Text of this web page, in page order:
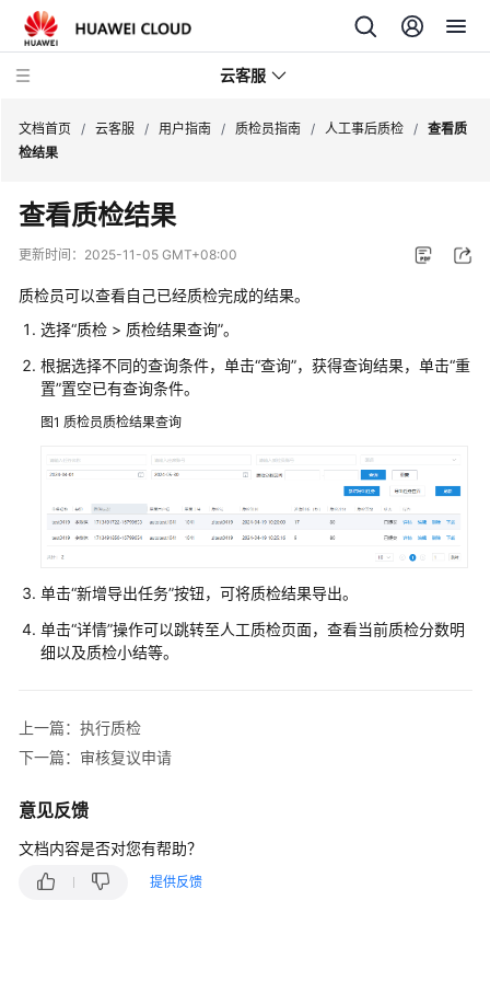
云客服
产
品
介
快
入
门
户
南
控
台
操
南
户
理
员
文档首页 / 云客服 / 用户指南 / 质检员指南 / 人工事后质检 / 查看质
检结果
查看质检结果
更新时间： 2025-11-05 GMT+08:00
质检员可以查看自己已经质检完成的结果。
选择“质检 > 质检结果查询”。
根据选择不同的查询条件，单击“查询”，获得查询结果，单击“重
置”置空已有查询条件。
图1 质检员质检结果查询
单击“新增导出任务”按钮，可将质检结果导出。
单击“详情”操作可以跳转至人工质检页面，查看当前质检分数明
细以及质检小结等。
上一篇：执行质检
下一篇：审核复议申请
意见反馈
文档内容是否对您有帮助？
提供反馈